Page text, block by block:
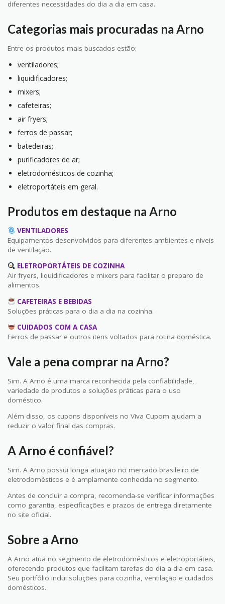
diferentes necessidades do dia a dia em casa.
Categorias mais procuradas na Arno
Entre os produtos mais buscados estão:
ventiladores;
liquidificadores;
mixers;
cafeteiras;
air fryers;
ferros de passar;
batedeiras;
purificadores de ar;
eletrodomésticos de cozinha;
eletroportáteis em geral.
Produtos em destaque na Arno
VENTILADORES
Equipamentos desenvolvidos para diferentes ambientes e níveis
de ventilação.
ELETROPORTÁTEIS DE COZINHA
Air fryers, liquidificadores e mixers para facilitar o preparo de
alimentos.
CAFETEIRAS E BEBIDAS
Soluções práticas para o dia a dia na cozinha.
CUIDADOS COM A CASA
Ferros de passar e outros itens voltados para rotina doméstica.
Vale a pena comprar na Arno?
Sim. A Arno é uma marca reconhecida pela confiabilidade,
variedade de produtos e soluções práticas para o uso
doméstico.
Além disso, os cupons disponíveis no Viva Cupom ajudam a
reduzir o valor final das compras.
A Arno é confiável?
Sim. A Arno possui longa atuação no mercado brasileiro de
eletrodomésticos e é amplamente conhecida no segmento.
Antes de concluir a compra, recomenda-se verificar informações
como garantia, especificações e prazos de entrega diretamente
no site oficial.
Sobre a Arno
A Arno atua no segmento de eletrodomésticos e eletroportáteis,
oferecendo produtos que facilitam tarefas do dia a dia em casa.
Seu portfólio inclui soluções para cozinha, ventilação e cuidados
domésticos.